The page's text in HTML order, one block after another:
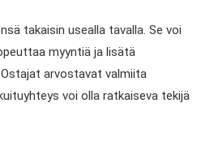
takaisin usealla tavalla. Se voi
myyntiä ja lisätä
arvostavat valmiita
voi olla ratkaiseva tekijä